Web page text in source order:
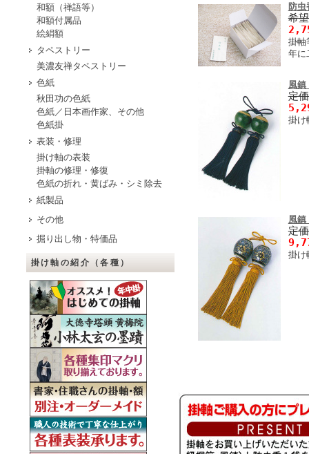
和額（禅語等）
和額付属品
絵絹額
タペストリー
美濃友禅タペストリー
色紙
秋田功の色紙
色紙／日本画作家、その他
色紙掛
表装・修理
掛け軸の表装
掛軸の修理・修復
色紙の折れ・黄ばみ・シミ除去
紙製品
その他
掘り出し物・特価品
掛け軸の紹介（各種）
防
希
掛軸
年に
風
定
掛け
風
定
掛け